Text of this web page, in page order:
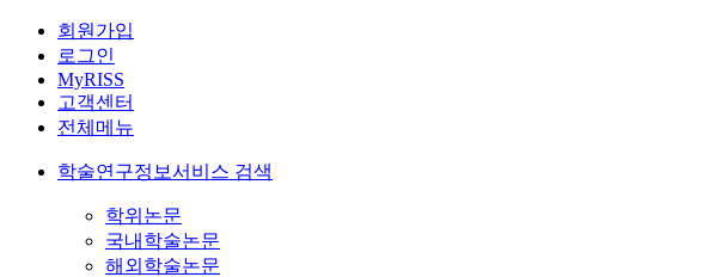
회원가입
로그인
MyRISS
고객센터
전체메뉴
학술연구정보서비스 검색
학위논문
국내학술논문
해외학술논문